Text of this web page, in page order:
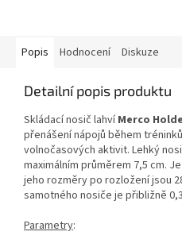
Popis Hodnocení Diskuze
Detailní popis produktu
Skládací nosič lahvíMerco
přenášení nápojů během
volnočasových aktivit. Lehký
maximálním průměrem 7,5 cm.
jeho rozměry po rozložení jsou
samotného nosiče je přibližně
Parametry: